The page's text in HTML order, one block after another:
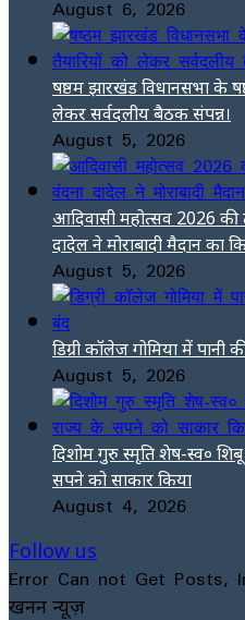
August 6, 2026
षष्ठम झारखंड विधानसभा के
लेकर सर्वदलीय बैठक संपन्न।
August 5, 2026
आदिवासी महोत्सव 2026 की
दादेल ने मोराबादी मैदान का
August 5, 2026
डिग्री कॉलेज गोमिया में
August 5, 2026
दिशोम गुरु स्मृति शेष-स्व०
सपने को साकार किया
August 4, 2026
Follow us
Error Can not Get Posts,
खनन न्यूज़